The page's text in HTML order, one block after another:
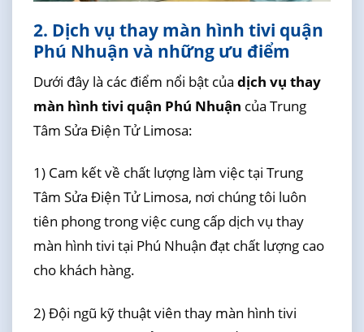
2. Dịch vụ thay màn hình tivi quận
Phú Nhuận và những ưu điểm
Dưới đây là các điểm nổi bật của dịch vụ thay
màn hình tivi quận Phú Nhuận của Trung
Tâm Sửa Điện Tử Limosa:
1) Cam kết về chất lượng làm việc tại Trung
Tâm Sửa Điện Tử Limosa, nơi chúng tôi luôn
tiên phong trong việc cung cấp dịch vụ thay
màn hình tivi tại Phú Nhuận đạt chất lượng cao
cho khách hàng.
2) Đội ngũ kỹ thuật viên thay màn hình tivi